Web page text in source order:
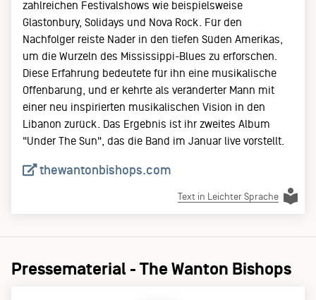
zahlreichen Festivalshows wie beispielsweise
Glastonbury, Solidays und Nova Rock. Für den
Nachfolger reiste Nader in den tiefen Süden Amerikas,
um die Wurzeln des Mississippi-Blues zu erforschen.
Diese Erfahrung bedeutete für ihn eine musikalische
Offenbarung, und er kehrte als veränderter Mann mit
einer neu inspirierten musikalischen Vision in den
Libanon zurück. Das Ergebnis ist ihr zweites Album
"Under The Sun", das die Band im Januar live vorstellt.
thewantonbishops.com
Text in Leichter Sprache
Pressematerial - The Wanton Bishops